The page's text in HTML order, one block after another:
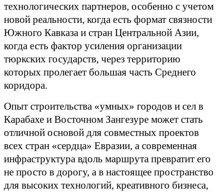
технологических партнеров, особенно с учетом
новой реальности, когда есть формат связности
Южного Кавказа и стран Центральной Азии,
когда есть фактор усиления организации
тюркских государств, через территорию
которых пролегает большая часть Среднего
коридора.
Опыт строительства «умных» городов и сел в
Карабахе и Восточном Зангезуре может стать
отличной основой для совместных проектов
всех стран «сердца» Евразии, а современная
инфраструктура вдоль маршрута превратит его
не просто в дорогу, а в настоящее пространство
для высоких технологий, креативного бизнеса,